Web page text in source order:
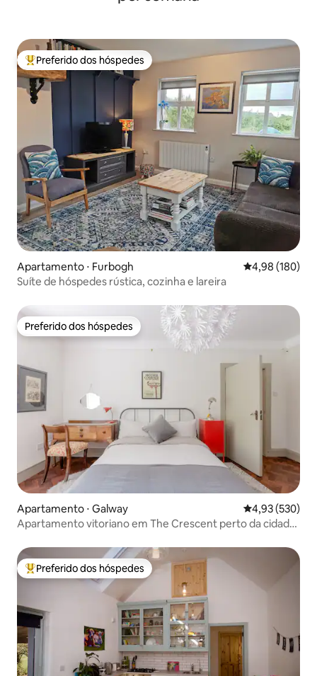
Entre os melhores preferidos dos hóspedes
Preferido dos hóspedes
Apartamento ⋅ Furbogh 4,98 de uma
4,98 (180)
Suíte de hóspedes rústica, cozinha e lareira
Preferido dos hóspedes
Preferido dos hóspedes
Apartamento ⋅ Galway 4,93 de uma
4,93 (530)
Apartamento vitoriano em The Crescent perto da cidade
Entre os melhores preferidos dos hóspedes
Preferido dos hóspedes